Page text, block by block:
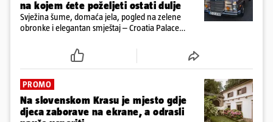
na kojem ćete poželjeti ostati dulje
Svježina šume, domaća jela, pogled na zelene
obronke i elegantan smještaj – Croatia Palace
PROMO
Na slovenskom Krasu je mjesto gdje
djeca zaborave na ekrane, a odrasli